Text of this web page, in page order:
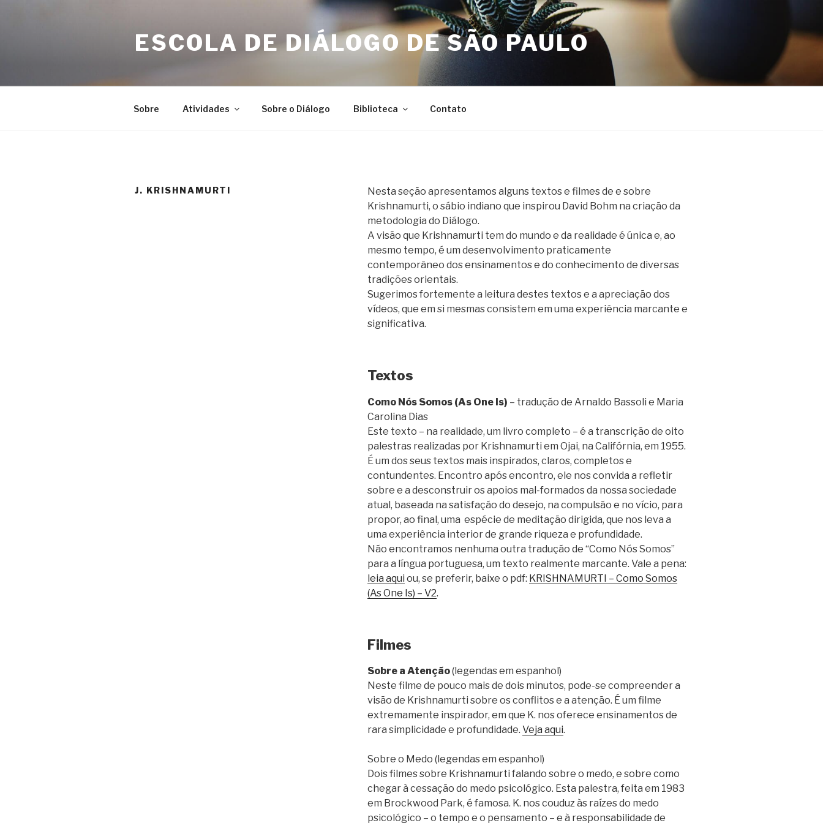
ESCOLA DE DIÁLOGO DE SÃO PAULO
Sobre Atividades Sobre o Diálogo Biblioteca Contato
J. KRISHNAMURTI
Nesta seção apresentamos alguns textos e filmes de e sobre
Krishnamurti, o sábio indiano que inspirou David Bohm na criação da
metodologia do Diálogo.
A visão que Krishnamurti tem do mundo e da realidade é única e, ao
mesmo tempo, é um desenvolvimento praticamente
contemporâneo dos ensinamentos e do conhecimento de diversas
tradições orientais.
Sugerimos fortemente a leitura destes textos e a apreciação dos
vídeos, que em si mesmas consistem em uma experiência marcante e
significativa.
Textos
Como Nós Somos (As One Is) – tradução de Arnaldo Bassoli e Maria
Carolina Dias
Este texto – na realidade, um livro completo – é a transcrição de oito
palestras realizadas por Krishnamurti em Ojai, na Califórnia, em 1955.
É um dos seus textos mais inspirados, claros, completos e
contundentes. Encontro após encontro, ele nos convida a refletir
sobre e a desconstruir os apoios mal-formados da nossa sociedade
atual, baseada na satisfação do desejo, na compulsão e no vício, para
propor, ao final, uma espécie de meditação dirigida, que nos leva a
uma experiência interior de grande riqueza e profundidade.
Não encontramos nenhuma outra tradução de “Como Nós Somos”
para a língua portuguesa, um texto realmente marcante. Vale a pena:
leia aqui ou, se preferir, baixe o pdf: KRISHNAMURTI – Como Somos
(As One Is) – V2.
Filmes
Sobre a Atenção(legendas em espanhol)
Neste filme de pouco mais de dois minutos, pode-se compreender a
visão de Krishnamurti sobre os conflitos e a atenção. É um filme
extremamente inspirador, em que K. nos oferece ensinamentos de
rara simplicidade e profundidade. Veja aqui.
Sobre o Medo (legendas em espanhol)
Dois filmes sobre Krishnamurti falando sobre o medo, e sobre como
chegar à cessação do medo psicológico. Esta palestra, feita em 1983
em Brockwood Park, é famosa. K. nos couduz às raízes do medo
psicológico – o tempo e o pensamento – e à responsabilidade de